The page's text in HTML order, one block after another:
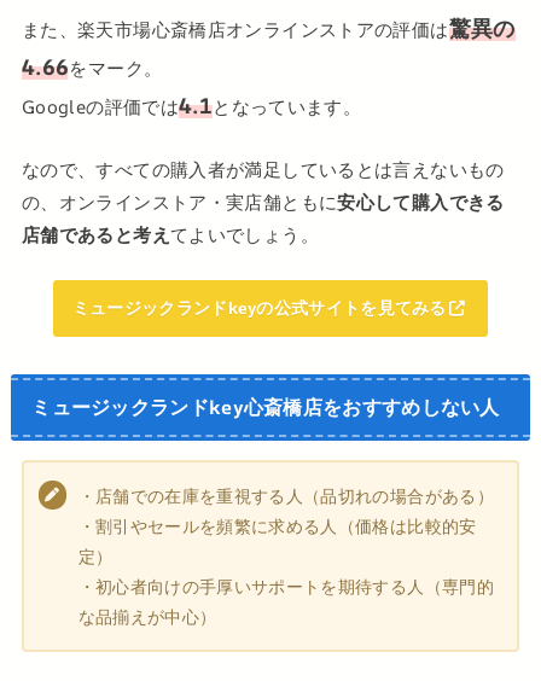
また、楽天市場心斎橋店オンラインストアの評価は驚異の
4.66をマーク。
Googleの評価では4.1となっています。
なので、すべての購入者が満足しているとは言えないもの
の、オンラインストア・実店舗ともに安心して購入できる
店舗であると考えてよいでしょう。
ミュージックランドkeyの公式サイトを見てみる
ミュージックランドkey心斎橋店をおすすめしない人
・店舗での在庫を重視する人（品切れの場合がある）
・割引やセールを頻繁に求める人（価格は比較的安
定）
・初心者向けの手厚いサポートを期待する人（専門的
な品揃えが中心）